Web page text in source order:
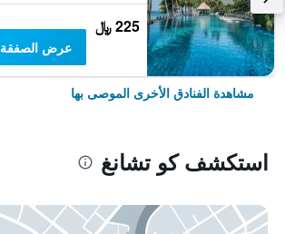
225 ﷼
عرض الصفقة
مشاهدة الفنادق الأخرى الموصى بها
استكشف كو تشانغ